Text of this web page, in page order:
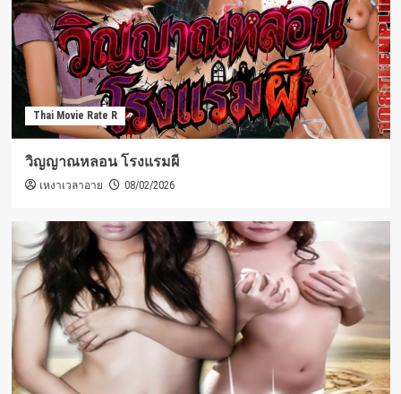
Thai Movie Rate R
วิญญาณหลอน โรงแรมผี
เหงาเวลาอาย 08/02/2026